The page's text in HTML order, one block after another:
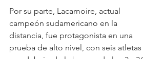
Por su parte, Lacamoire, actual
campeón sudamericano en la
distancia, fue protagonista en una
prueba de alto nivel, con seis atletas